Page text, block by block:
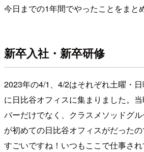
今日までの1年間でやったことをまと
新卒入社・新卒研修
2023年の4/1、4/2はそれぞれ土曜・
に日比谷オフィスに集まりました。
バーだけでなく、クラスメソッドグ
が初めての日比谷オフィスがだった
すごいですね！いつもここで仕事され